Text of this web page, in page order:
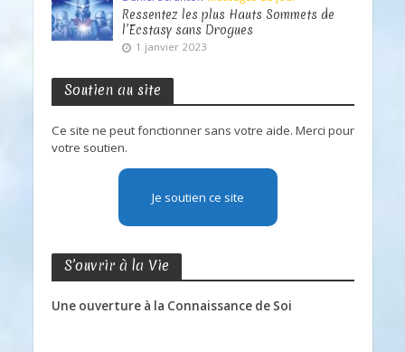
Ressentez les plus Hauts Sommets de
l’Ecstasy sans Drogues
1 janvier 2023
Soutien au site
Ce site ne peut fonctionner sans votre aide. Merci pour
votre soutien.
Je soutien ce site
S’ouvrir à la Vie
Une ouverture à la Connaissance de Soi